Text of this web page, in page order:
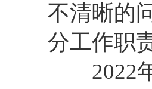
不清晰的
分工作职
2022年